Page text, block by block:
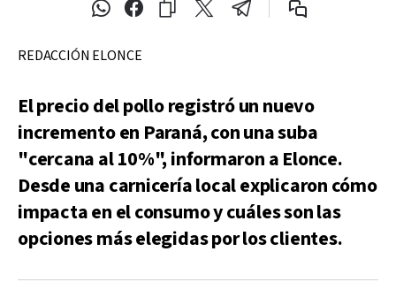
REDACCIÓN ELONCE
El precio del pollo registró un nuevo
incremento en Paraná, con una suba
"cercana al 10%", informaron a Elonce.
Desde una carnicería local explicaron cómo
impacta en el consumo y cuáles son las
opciones más elegidas por los clientes.